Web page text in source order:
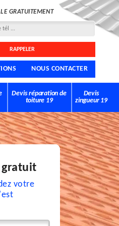
GRATUITEMENT
NOUS CONTACTER
Devis réparation de
toiture 19
Devis
zingueur 19
gratuit
votre